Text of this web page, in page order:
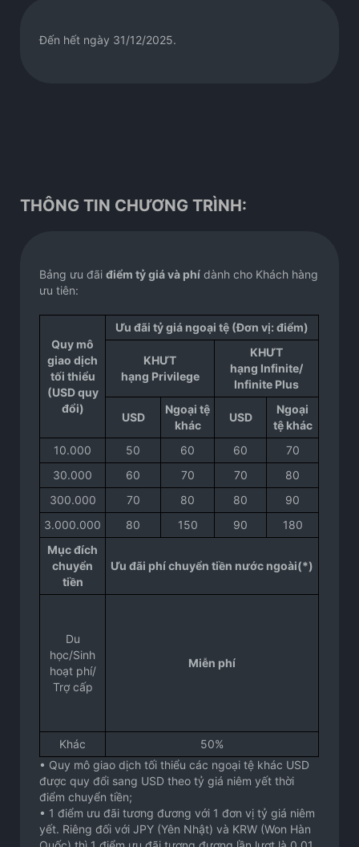
Đến hết ngày 31/12/2025.
THÔNG TIN CHƯƠNG TRÌNH:
Bảng ưu đãi điểm tỷ giá và phí dành cho Khách hàng
ưu tiên:
Quy mô
giao dịch
tối thiểu
(USD quy
đổi)
Ưu đãi tỷ giá ngoại tệ (Đơn vị: điểm)
KHƯT
hạng Privilege
KHƯT
hạng Infinite/
Infinite Plus
USD
Ngoại tệ
khác
USD
Ngoại
tệ khác
10.000
50 60 60
70
30.000
60 70 70
80
300.000
70 80 80
90
3.000.000
80 150 90
180
Mục đích
chuyển
tiền
Ưu đãi phí chuyển tiền nước ngoài(*)
Du
học/Sinh
hoạt phí/
Trợ cấp
Miễn phí
Khác
50%
• Quy mô giao dịch tối thiểu các ngoại tệ khác USD
được quy đổi sang USD theo tỷ giá niêm yết thời
điểm chuyển tiền;
• 1 điểm ưu đãi tương đương với 1 đơn vị tỷ giá niêm
yết. Riêng đối với JPY (Yên Nhật) và KRW (Won Hàn